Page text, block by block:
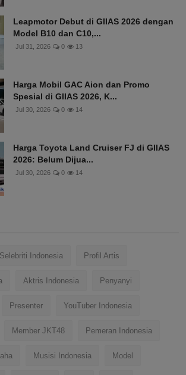
Leapmotor Debut di GIIAS 2026 dengan
Model B10 dan C10,...
Jul 31, 2026 0 13
Harga Mobil GAC Aion dan Promo
Spesial di GIIAS 2026, K...
Jul 30, 2026 0 14
Harga Toyota Land Cruiser FJ di GIIAS
2026: Belum Dijua...
Jul 30, 2026 0 14
Selebriti Indonesia Profil Artis
Aktris Indonesia Penyanyi
Presenter YouTuber Indonesia
Member JKT48 Pemeran Indonesia
Musisi Indonesia Model